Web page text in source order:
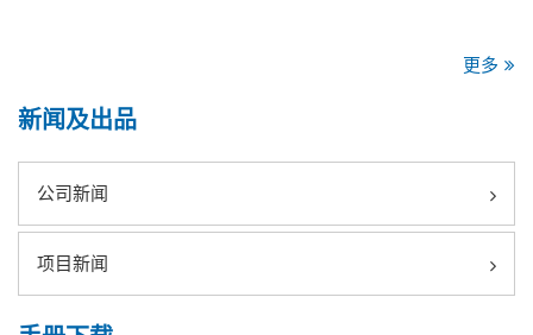
更多
新闻及出品
公司新闻
项目新闻